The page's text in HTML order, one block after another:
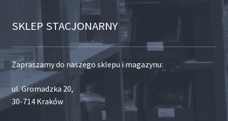
SKLEP STACJONARNY
Zapraszamy do naszego sklepu i magazynu:
ul. Gromadzka 20,
30-714 Kraków